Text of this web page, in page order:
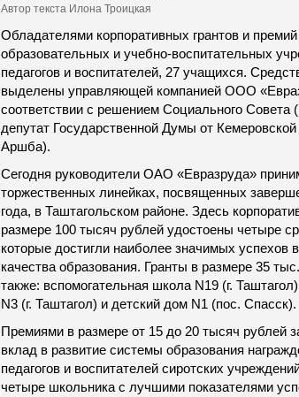
Автор текста Илона Троицкая
Обладателями корпоративных грантов и
образовательных и учебно-воспитательных
педагогов и воспитателей, 27 учащихся.
выделены управляющей компанией ООО
соответствии с решением Социального
депутат Государственной Думы от
Аршба).
Сегодня руководители ОАО «Евразруда»
торжественных линейках, посвященных
года, в Таштагольском районе. Здесь
размере 100 тысяч рублей удостоены четыре
которые достигли наиболее значимых успехов
качества образования. Гранты в размере 35
также: вспомогательная школа N19 (г.
N3 (г. Таштагол) и детский дом N1 (пос. Спасск).
Премиями в размере от 15 до 20 тысяч рублей
вклад в развитие системы образования
педагогов и воспитателей сиротских
четыре школьника с лучшими показателями